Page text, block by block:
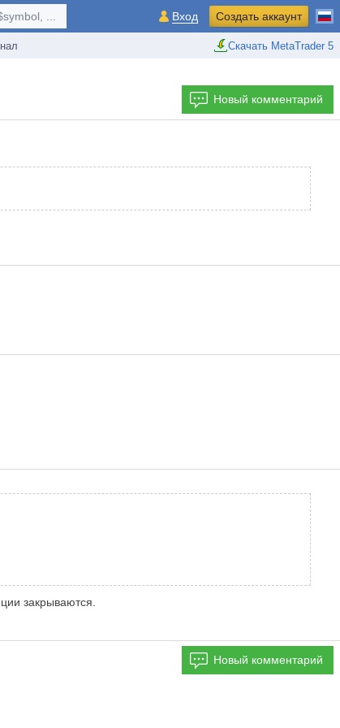
Скачать MetaTrader 5
... Вход Создать аккаунт
Новый комментарий
закрываются.
Новый комментарий